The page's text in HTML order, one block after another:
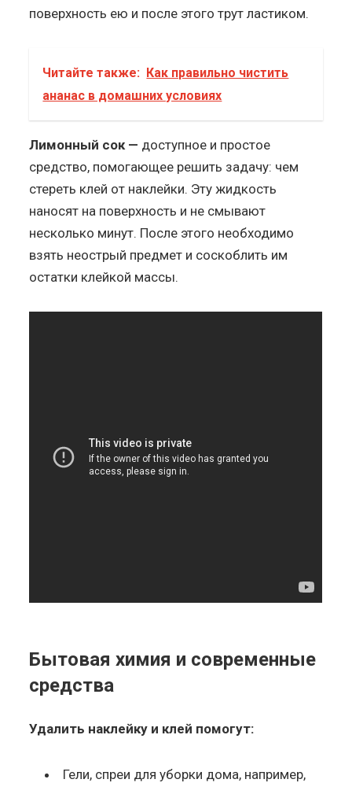
поверхность ею и после этого трут ластиком.
Читайте также: Как правильно чистить
ананас в домашних условиях
Лимонный сок — доступное и простое
средство, помогающее решить задачу: чем
стереть клей от наклейки. Эту жидкость
наносят на поверхность и не смывают
несколько минут. После этого необходимо
взять неострый предмет и соскоблить им
остатки клейкой массы.
Бытовая химия и современные
средства
Удалить наклейку и клей помогут:
Гели, спреи для уборки дома, например,